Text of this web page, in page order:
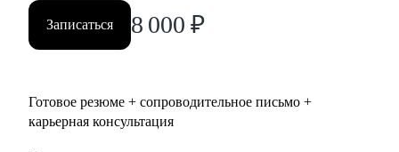
Записаться 8 000 ₽
Готовое резюме + сопроводительное письмо +
карьерная консультация